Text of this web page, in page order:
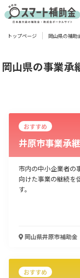
対象
業種
物流・運輸業 製
建設･不動産業
使い道
人材採用・雇用
トップページ 岡山県の補助
岡山県の事業承
おすすめ
井原市事業承
市内の中小企業者の
向けた事業の継続を
す。
岡山県井原市補助金
おすすめ